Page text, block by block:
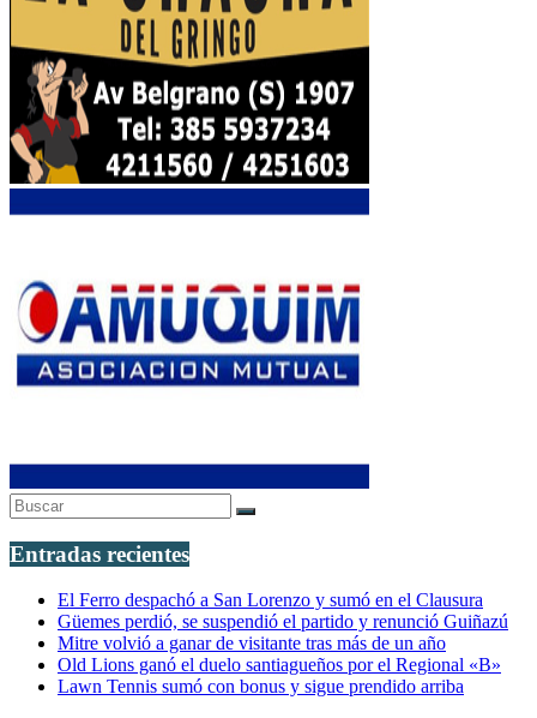
Entradas recientes
El Ferro despachó a San Lorenzo y sumó en el Clausura
Güemes perdió, se suspendió el partido y renunció Guiñazú
Mitre volvió a ganar de visitante tras más de un año
Old Lions ganó el duelo santiagueños por el Regional «B»
Lawn Tennis sumó con bonus y sigue prendido arriba